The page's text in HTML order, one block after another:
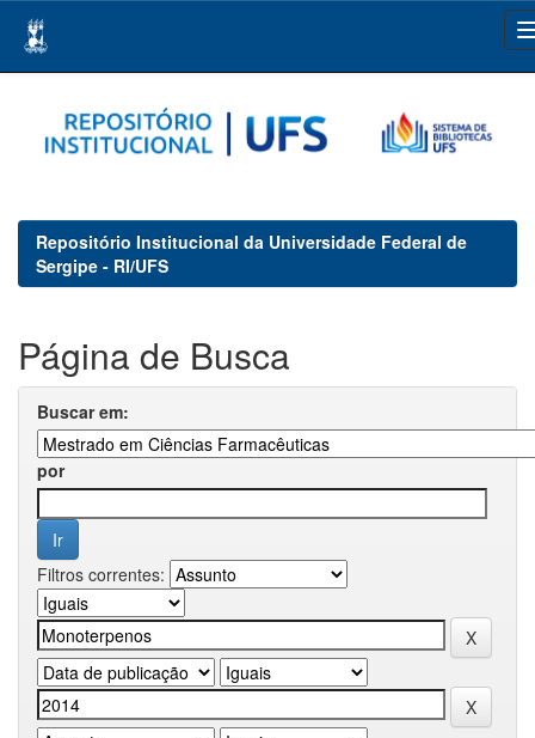
navigation
Repositório Institucional da Universidade Federal de
Sergipe - RI/UFS
Página de Busca
Buscar em:
por
Filtros correntes: